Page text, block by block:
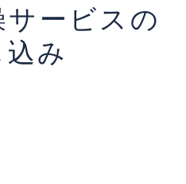
SEARCH
ービスの
み